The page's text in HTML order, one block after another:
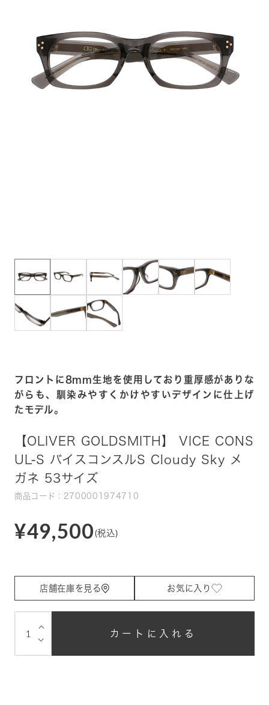
フロントに8mm生地を使用しており重厚感がありな
がらも、馴染みやすくかけやすいデザインに仕上げ
たモデル。
【OLIVER GOLDSMITH】 VICE CONS
UL-S バイスコンスルS Cloudy Sky メ
ガネ 53サイズ
商品コード：2700001974710
¥49,500 (税込)
店舗在庫を見る お気に入り
⌵
⌵ カートに入れる